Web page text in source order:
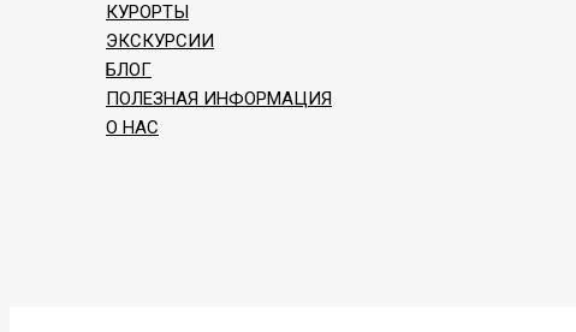
КУРОРТЫ
ЭКСКУРСИИ
БЛОГ
ПОЛЕЗНАЯ ИНФОРМАЦИЯ
О НАС